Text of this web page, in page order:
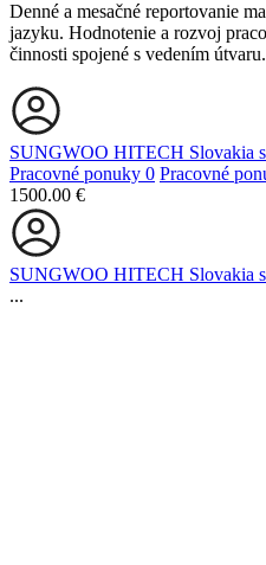
Denné a mesačné reportovanie
jazyku. Hodnotenie a rozvoj
činnosti spojené s vedením útvaru.
SUNGWOO HITECH Slovakia
Pracovné ponuky 0 Pracovné
1500.00 €
SUNGWOO HITECH Slovakia
...